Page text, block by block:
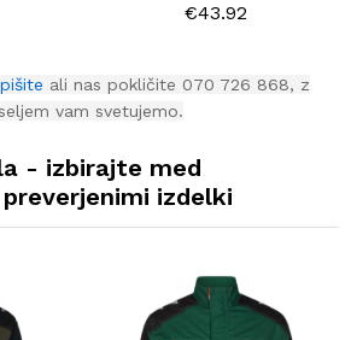
€43.92
ali nas pokličite 070 726 868, z
vam svetujemo.
- izbirajte med
izdelki